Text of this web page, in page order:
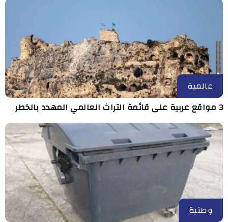
عالمية
3 مواقع عربية على قائمة التراث العالمي المهدد بالخطر
وطنية